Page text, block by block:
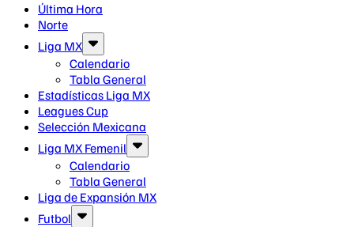
Última Hora
Norte
Liga MX
Calendario
Tabla General
Estadísticas Liga MX
Leagues Cup
Selección Mexicana
Liga MX Femenil
Calendario
Tabla General
Liga de Expansión MX
Futbol